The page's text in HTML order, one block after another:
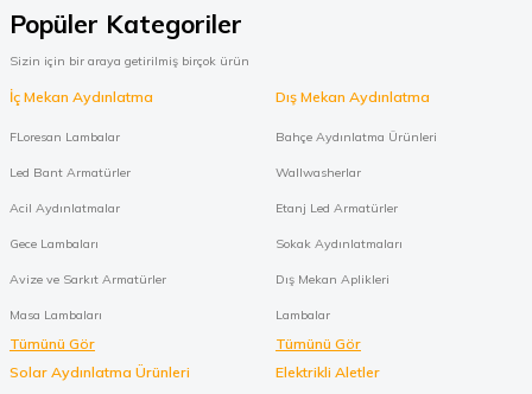
Popüler Kategoriler
Sizin için bir araya getirilmiş birçok ürün
İç Mekan Aydınlatma
FLoresan Lambalar
Led Bant Armatürler
Acil Aydınlatmalar
Gece Lambaları
Avize ve Sarkıt Armatürler
Masa Lambaları
Tümünü Gör
Dış Mekan Aydınlatma
Bahçe Aydınlatma Ürünleri
Wallwasherlar
Etanj Led Armatürler
Sokak Aydınlatmaları
Dış Mekan Aplikleri
Lambalar
Tümünü Gör
Solar Aydınlatma Ürünleri
Elektrikli Aletler